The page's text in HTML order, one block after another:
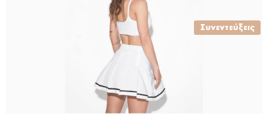
Συνεντεύξεις